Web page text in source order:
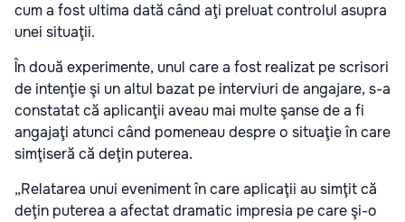
cum a fost ultima dată când aţi preluat controlul asupra
unei situaţii.
În două experimente, unul care a fost realizat pe scrisori
de intenţie şi un altul bazat pe interviuri de angajare, s-a
constatat că aplicanţii aveau mai multe şanse de a fi
angajaţi atunci când pomeneau despre o situaţie în care
simţiseră că deţin puterea.
„Relatarea unui eveniment în care aplicaţii au simţit că
deţin puterea a afectat dramatic impresia pe care şi-o